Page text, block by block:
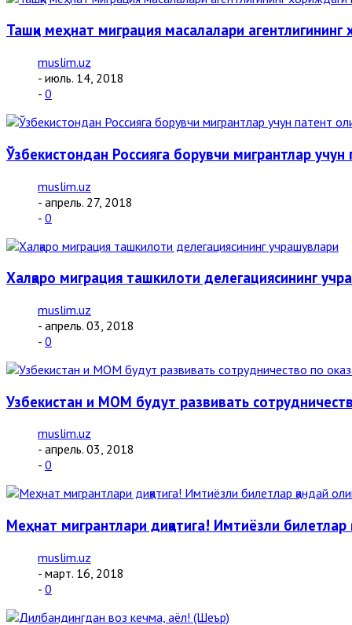
Ташқи меҳнат миграция масалалари
muslim.uz
- июль. 14, 2018
- 0
Ўзбекистондан Россияга борувчи мигрантлар
muslim.uz
- апрель. 27, 2018
- 0
Халқаро миграция ташкилоти делегациясининг
muslim.uz
- апрель. 03, 2018
- 0
Узбекистан и МОМ будут развивать
muslim.uz
- апрель. 03, 2018
- 0
Меҳнат мигрантлари диққатига! Имтиёзли билетлар
muslim.uz
- март. 16, 2018
- 0